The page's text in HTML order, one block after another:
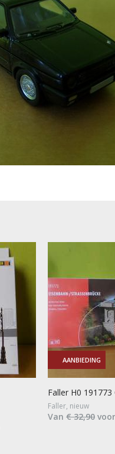
AANBIEDING
Faller H0
Faller, nieuw
Van € 32,90